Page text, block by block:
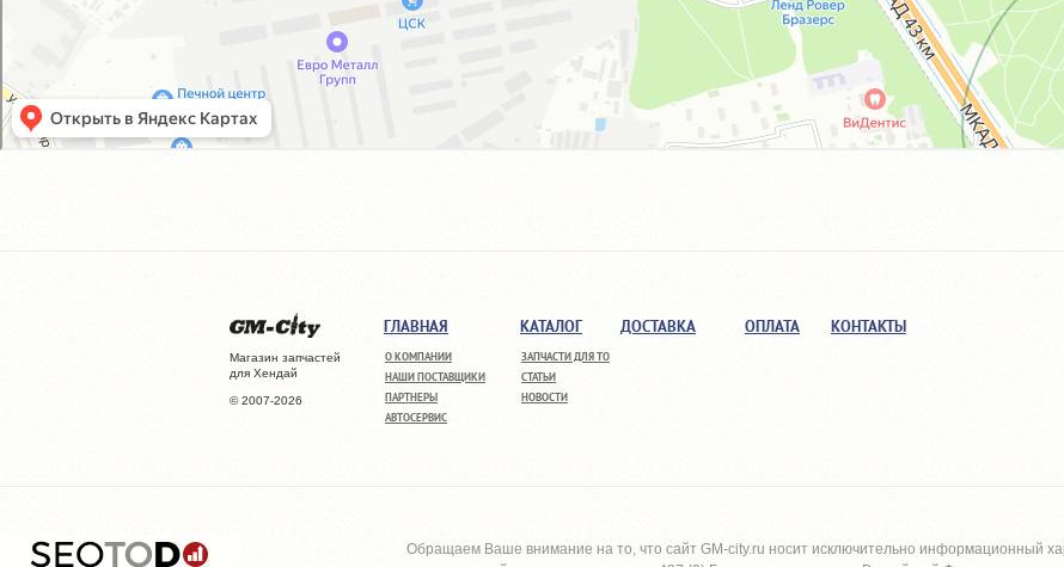
Магазин запчастей
для Хендай
© 2007-2026
ГЛАВНАЯ
О КОМПАНИИ
НАШИ ПОСТАВЩИКИ
ПАРТНЕРЫ
АВТОСЕРВИС
КАТАЛОГ
ЗАПЧАСТИ ДЛЯ ТО
СТАТЬИ
НОВОСТИ
ДОСТАВКА ОПЛАТА КОНТАКТЫ
Обращаем Ваше внимание на то, что сайт GM-city.ru носит исключительно информационный